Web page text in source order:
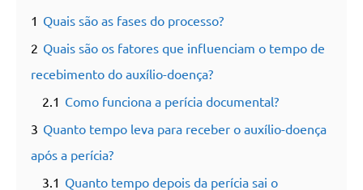
1 Quais são as fases do processo?
2 Quais são os fatores que influenciam o tempo de
recebimento do auxílio-doença?
2.1 Como funciona a perícia documental?
3 Quanto tempo leva para receber o auxílio-doença
após a perícia?
3.1 Quanto tempo depois da perícia sai o